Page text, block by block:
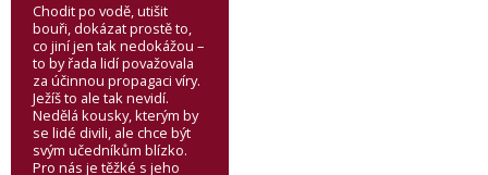
Chodit po vodě, utišit
bouři, dokázat prostě to,
co jiní jen tak nedokážou –
to by řada lidí považovala
za účinnou propagaci víry.
Ježíš to ale tak nevidí.
Nedělá kousky, kterým by
se lidé divili, ale chce být
svým učedníkům blízko.
Pro nás je těžké s jeho